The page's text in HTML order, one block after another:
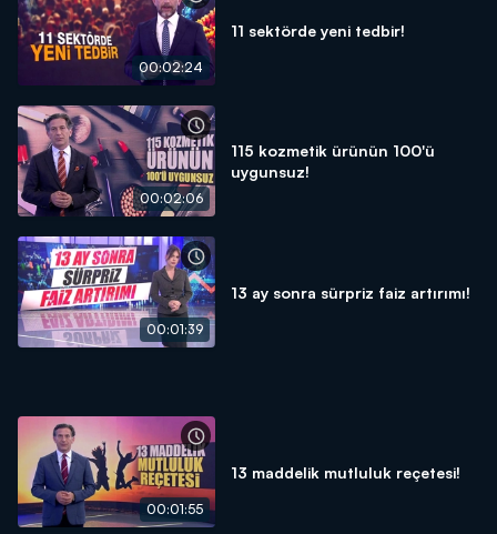
00:02:24
11 sektörde yeni tedbir!
00:02:06
115 kozmetik ürünün 100'ü
uygunsuz!
00:01:39
13 ay sonra sürpriz faiz artırımı!
00:01:55
13 maddelik mutluluk reçetesi!